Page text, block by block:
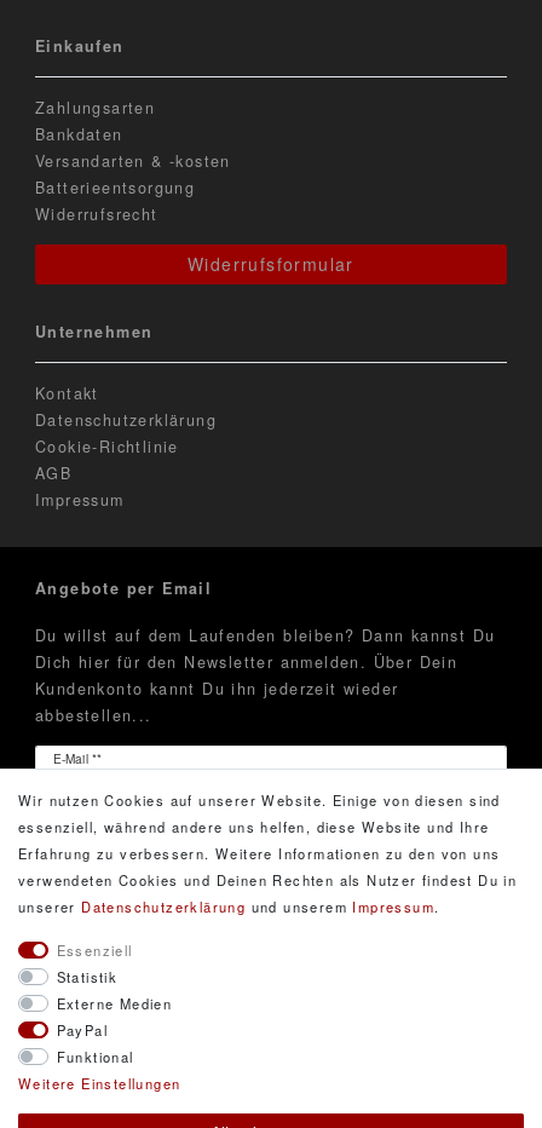
Einkaufen
Zahlungsarten
Bankdaten
Versandarten & -kosten
Batterieentsorgung
Widerrufsrecht
Widerrufsformular
Unternehmen
Kontakt
Datenschutzerklärung
Cookie-Richtlinie
AGB
Impressum
Angebote per Email
Du willst auf dem Laufenden bleiben? Dann kannst Du
Dich hier für den Newsletter anmelden. Über Dein
Kundenkonto kannt Du ihn jederzeit wieder
abbestellen...
E-Mail **
Newsletter
Hiermit bestätige ich, dass ich die
Daten­schutz­erklärung
gelesen habe. Meine Einwilligung kann ich jederzeit
widerrufen.**
© Copyright 2026 DarXity GbR. Gestaltung, Design
und Style durch DarXity GbR. Alle Rechte
Wir nutzen Cookies auf unserer Website. Einige von diesen sind
essenziell, während andere uns helfen, diese Website und Ihre
Erfahrung zu verbessern. Weitere Informationen zu den von uns
verwendeten Cookies und Deinen Rechten als Nutzer findest Du in
unserer Daten­schutz­erklärung und unserem Impressum.
Essenziell
Statistik
Externe Medien
PayPal
Funktional
Weitere Einstellungen